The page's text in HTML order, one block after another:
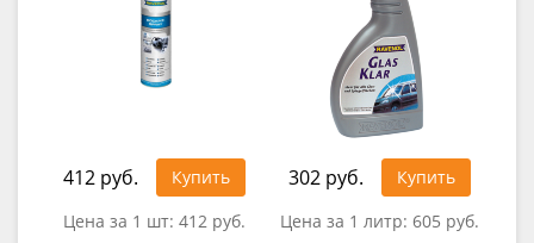
412 руб.
Купить
Цена за 1 шт: 412 руб.
302 руб.
Купить
Цена за 1 литр: 605 руб.